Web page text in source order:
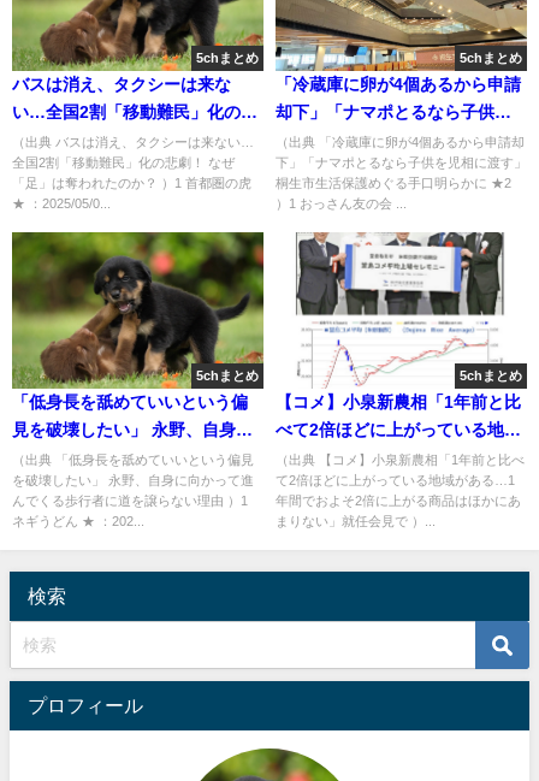
5chまとめ
バスは消え、タクシーは来な
い…全国2割「移動難民」化の悲
劇！ なぜ「足」は奪われたの
か？ [首都圏の虎★]
（出典 バスは消え、タクシーは来ない…
全国2割「移動難民」化の悲劇！ なぜ
「足」は奪われたのか？ ）1 首都圏の虎
★ ：2025/05/0...
5chまとめ
「冷蔵庫に卵が4個あるから申請
却下」「ナマポとるなら子供を
児相に渡す」桐生市生活保護め
ぐる手口明らかに ★2 [おっさん
友の会★]
（出典 「冷蔵庫に卵が4個あるから申請却
下」「ナマポとるなら子供を児相に渡す」
桐生市生活保護めぐる手口明らかに ★2
）1 おっさん友の会 ...
5chまとめ
「低身長を舐めていいという偏
見を破壊したい」 永野、自身に
向かって進んでくる歩行者に道
を譲らない理由 [ネギうどん★]
（出典 「低身長を舐めていいという偏見
を破壊したい」 永野、自身に向かって進
んでくる歩行者に道を譲らない理由 ）1
ネギうどん ★ ：202...
5chまとめ
【コメ】小泉新農相「1年前と比
べて2倍ほどに上がっている地域
がある…1年間でおよそ2倍に上
がる商品はほかにあまりない」
就任会見で [少考さん★]
（出典 【コメ】小泉新農相「1年前と比べ
て2倍ほどに上がっている地域がある…1
年間でおよそ2倍に上がる商品はほかにあ
まりない」就任会見で ）...
検索
プロフィール